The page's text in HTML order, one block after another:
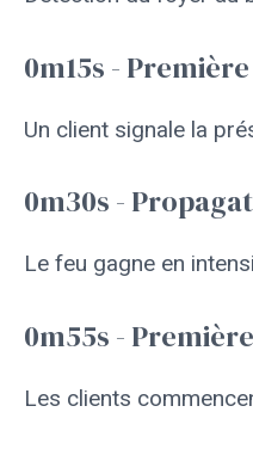
0m15s -
Un client signale la
0m30s -
Le feu gagne en
0m55s -
Les clients